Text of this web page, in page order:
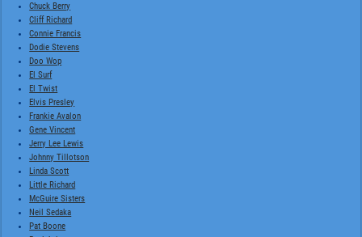
Chuck Berry
Cliff Richard
Connie Francis
Dodie Stevens
Doo Wop
El Surf
El Twist
Elvis Presley
Frankie Avalon
Gene Vincent
Jerry Lee Lewis
Johnny Tillotson
Linda Scott
Little Richard
McGuire Sisters
Neil Sedaka
Pat Boone